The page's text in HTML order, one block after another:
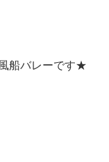
船バレーです★